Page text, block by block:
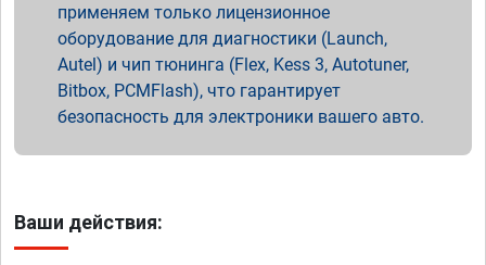
применяем только лицензионное
оборудование для диагностики (Launch,
Autel) и чип тюнинга (Flex, Kess 3, Autotuner,
Bitbox, PCMFlash), что гарантирует
безопасность для электроники вашего авто.
Ваши действия: